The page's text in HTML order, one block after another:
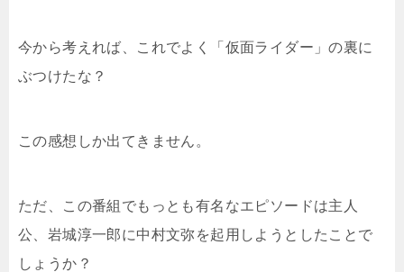
今から考えれば、これでよく「仮面ライダー」の裏に
ぶつけたな？
この感想しか出てきません。
ただ、この番組でもっとも有名なエピソードは主人
公、岩城淳一郎に中村文弥を起用しようとしたことで
しょうか？